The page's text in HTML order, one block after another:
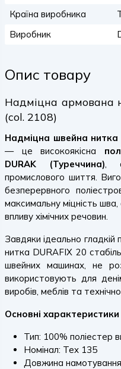
Країна виробника
Виробник
Опис товару
Надміцна армована
(col. 2108)
Надміцна швейна нитка
— це високоякісна
DURAK (Туреччина),
промислового шиття.
безперервного
максимальну міцність
впливу хімічних речовин.
Завдяки ідеально гладкій
нитка DURAFIX 20
швейних машинах, не
використовують для
виробів, меблів та
Основні
Тип: 100% поліестер
Номінал: Tex 135
Довжина